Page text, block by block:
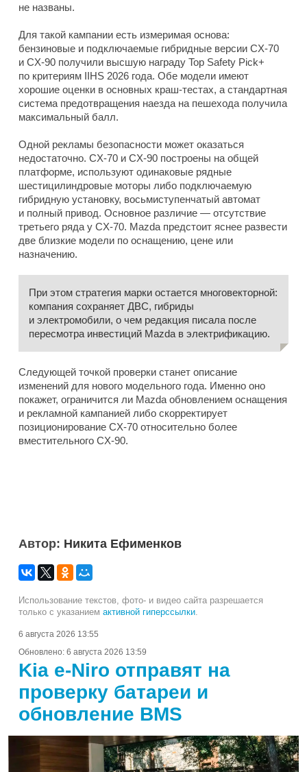
не названы.
Для такой кампании есть измеримая основа:
бензиновые и подключаемые гибридные версии CX-70
и CX-90 получили высшую награду Top Safety Pick+
по критериям IIHS 2026 года. Обе модели имеют
хорошие оценки в основных краш-тестах, а стандартная
система предотвращения наезда на пешехода получила
максимальный балл.
Одной рекламы безопасности может оказаться
недостаточно. CX-70 и CX-90 построены на общей
платформе, используют одинаковые рядные
шестицилиндровые моторы либо подключаемую
гибридную установку, восьмиступенчатый автомат
и полный привод. Основное различие — отсутствие
третьего ряда у CX-70. Mazda предстоит яснее развести
две близкие модели по оснащению, цене или
назначению.
При этом стратегия марки остается многовекторной:
компания сохраняет ДВС, гибриды
и электромобили, о чем редакция писала после
пересмотра инвестиций Mazda в электрификацию.
Следующей точкой проверки станет описание
изменений для нового модельного года. Именно оно
покажет, ограничится ли Mazda обновлением оснащения
и рекламной кампанией либо скорректирует
позиционирование CX-70 относительно более
вместительного CX-90.
Автор: Никита Ефименков
Использование текстов, фото- и видео сайта разрешается
только с указанием активной гиперссылки
6 августа 2026 13:55
Обновлено: 6 августа 2026 13:59
Kia e-Niro отправят на
проверку батареи и
обновление BMS